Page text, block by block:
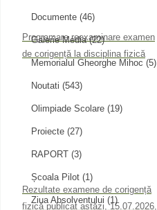
Programare reexaminare examen
de corigență la disciplina fizică
Rezultate examene de corigență
fizică publicat astăzi, 15.07.2026,
Documente (46)
Galerie Media(22)
Memorialul Gheorghe Mihoc (5)
Noutati (543)
Olimpiade Scolare (19)
Proiecte (27)
RAPORT (3)
Școala Pilot (1)
Ziua Absolventului (1)